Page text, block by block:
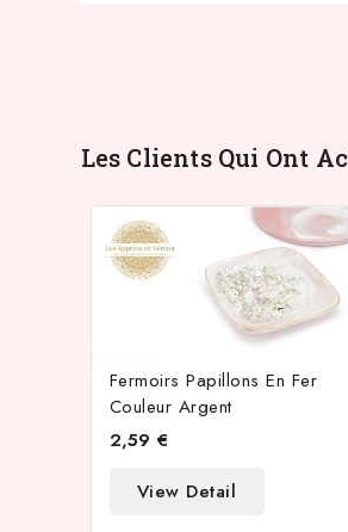
Les Clients Qui Ont
Fermoirs Papillons En Fer
Couleur Argent
2,59 €
View Detail